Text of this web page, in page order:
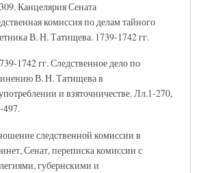
Канцелярия Сената
комиссия по делам тайного
В. Н. Татищева. 1739-1742 гг.
1742 гг. Следственное дело по
В. Н. Татищева в
и взяточничестве. Лл.1-270,
497.
следственной комиссии в
Сенат, переписка комиссии с
губернскими и